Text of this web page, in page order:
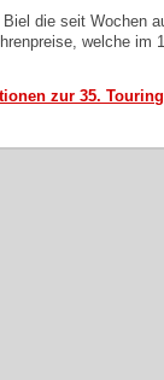
die seit Wochen
welche
zur 35.